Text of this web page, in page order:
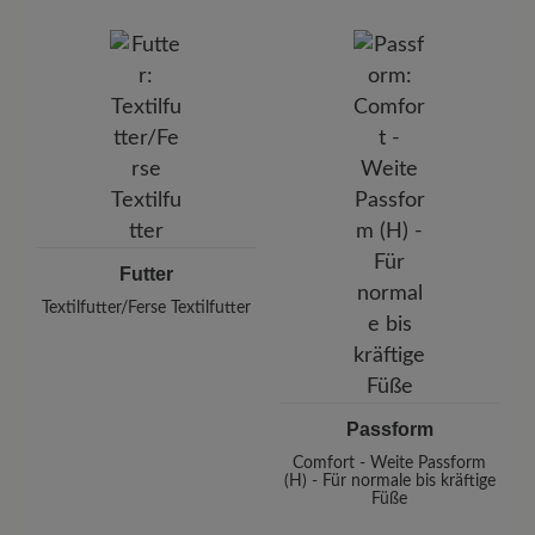
Futter
Textilfutter/Ferse Textilfutter
Passform
Comfort - Weite Passform
(H) - Für normale bis kräftige
Füße